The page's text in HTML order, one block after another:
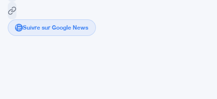
Suivre sur Google News